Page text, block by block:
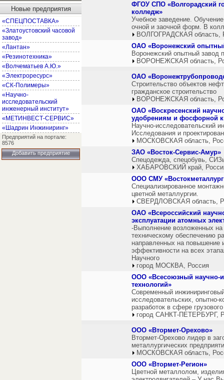
Новые предприятия
«СПЕЦПОСТАВКА»
«Златоустовский часовой
завод»
«Лантан»
«Резинотехника»
«Волчематьев А.Ю.»
«Электроресурс»
«СК-Полимеры»
«Научно-
исследовательский
инженерный институт»
«МЕТИНВЕСТ-СЕРВИС»
«Шадрин Инжиниринг»
Предприятий на портале:
8576
Добавить предприятие
ФГОУ СПО «Волгорадский
колледж»
Учебное заведение.
очной и заочной форм. В
ВОЛГОГРАДСКАЯ область,
ОАО «Воронежский
Воронежский опытный завод
ВОРОНЕЖСКАЯ область,
ОАО
Строительство объектов
гражданское строительство
ВОРОНЕЖСКАЯ область,
ОАО «Воскресенский
удобрениям и фосфорной
Научно-исследовательский
Исследования и
МОСКОВСКАЯ область,
ЗАО «Восток-Сервис-Амур»
Спецодежда, спецобувь,
ХАБАРОВСКИЙ край,
ООО СМУ
Специализированное
цветной металлургии.
СВЕРДЛОВСКАЯ область,
ОАО «Всероссийский
эксплуатации атомных
-Выполнение возложенных на
техническому обеспечению
направленных на повышение
эффективности на всех
Научного
город МОСКВА, Россия
ООО «Всесоюзный научно-
технологий»
Современный
исследовательских, опытно-
разработок в сфере
город САНКТ-ПЕТЕРБУРГ,
ООО «Втормет-Орехово»
Втормет-Орехово лидер в
металлургических
МОСКОВСКАЯ область,
ООО «Втормет-Регион»
Цветной металлолом,